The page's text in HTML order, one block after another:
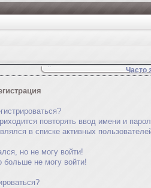
Часто
повторять ввод имени и
в списке активных
но не могу войти!
больше не могу войти!